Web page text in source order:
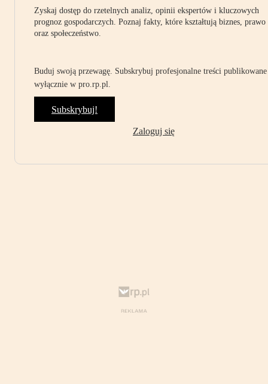
Zyskaj dostęp do rzetelnych analiz, opinii ekspertów i kluczowych
prognoz gospodarczych. Poznaj fakty, które kształtują biznes, prawo
oraz społeczeństwo.
Buduj swoją przewagę. Subskrybuj profesjonalne treści publikowane
wyłącznie w pro.rp.pl.
Subskrybuj!
Zaloguj się